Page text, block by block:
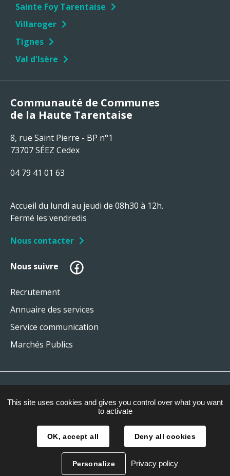
Sainte Foy Tarentaise
Villaroger
Tignes
Val d'Isère
Communauté de Communes
de la Haute Tarentaise
8, rue Saint Pierre - BP n°1
73707 SÉEZ Cedex
04 79 41 01 63
Accueil du lundi au jeudi de 08h30 à 12h.
Fermé les vendredis
Nous contacter
Nous suivre
Recrutement
Annuaire des services
Service communication
Marchés Publics
Mentions légales
Gestion des cookies
Accessibilité
This site uses cookies and gives you control over what you want
to activate
OK, accept all Deny all cookies
Personalize Privacy policy